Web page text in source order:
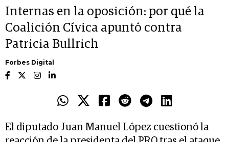
Internas en la oposición: por qué la
Coalición Cívica apuntó contra
Patricia Bullrich
Forbes Digital
El diputado Juan Manuel López cuestionó la